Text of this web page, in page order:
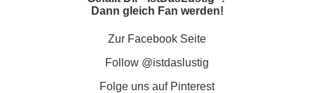
Dann gleich Fan werden!
Zur Facebook Seite
Follow @istdaslustig
Folge uns auf Pinterest